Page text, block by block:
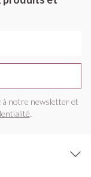
à notre newsletter et
.